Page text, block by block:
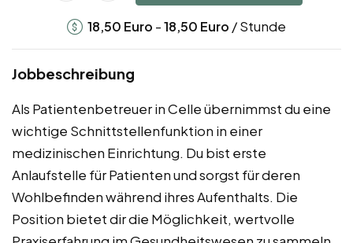
18,50 Euro -18,50 Euro / Stunde
Jobbeschreibung
Als Patientenbetreuer in Celle übernimmst du eine
wichtige Schnittstellenfunktion in einer
medizinischen Einrichtung. Du bist erste
Anlaufstelle für Patienten und sorgst für deren
Wohlbefinden während ihres Aufenthalts. Die
Position bietet dir die Möglichkeit, wertvolle